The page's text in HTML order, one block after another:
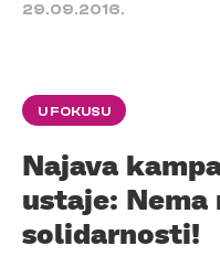
29.09.2016.
U FOKUSU
Najava
ustaje:
solidarnosti!